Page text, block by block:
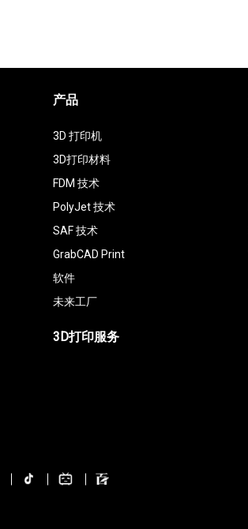
产品
3D 打印机
3D打印材料
FDM 技术
PolyJet 技术
SAF 技术
GrabCAD Print
软件
未来工厂
3D打印服务